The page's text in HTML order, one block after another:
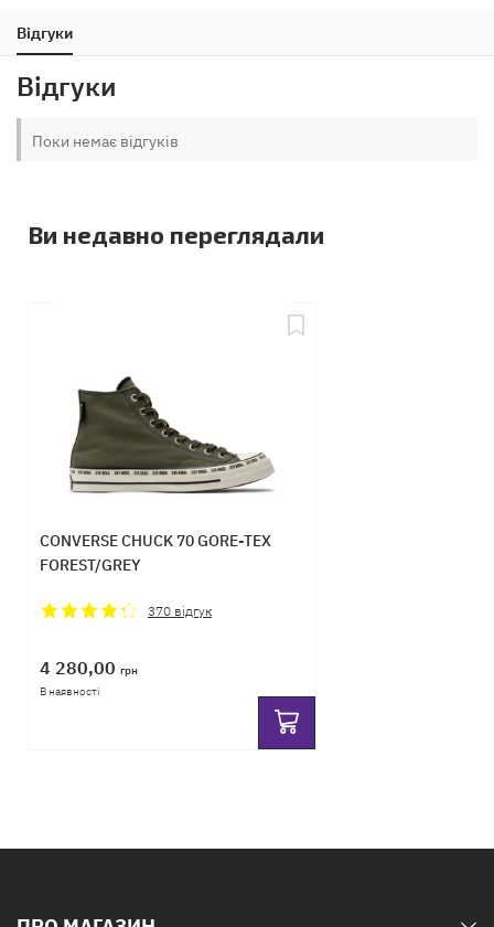
Відгуки
Відгуки
Поки немає відгуків
Ви недавно переглядали
CONVERSE CHUCK 70 GORE-TEX
FOREST/GREY
370 відгук
4 280,00 грн
В наявності